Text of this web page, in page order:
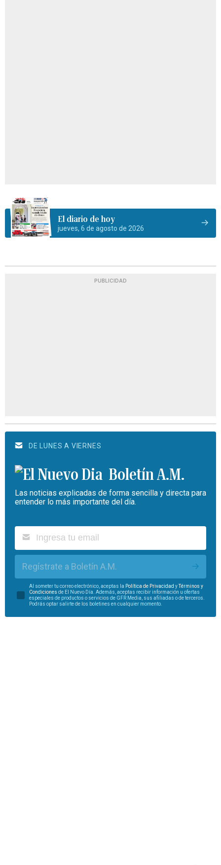
El diario de hoy
jueves, 6 de agosto de 2026
PUBLICIDAD
DE LUNES A VIERNES
Boletín A.M.
Las noticias explicadas de forma sencilla y directa para
entender lo más importante del día.
Regístrate a Boletín A.M.
Al someter tu correo electrónico, aceptas la Política de Privacidad yTérminos y
Condiciones de El Nuevo Día. Además, aceptas recibir información u ofertas
especiales de productos o servicios de GFR Media, sus afiliadas o de terceros.
Podrás optar salirte de los boletines en cualquier momento.